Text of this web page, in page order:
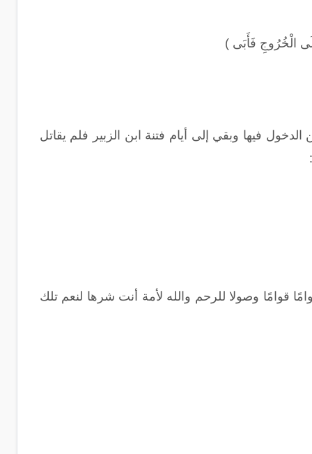
الْخُرُوجِ فَأَبَى )
فيها وبقي إلى أيام فتنة ابن الزبير فلم يقاتل
:
قوامًا وصولا للرحم والله لأمة أنت شرها لنعم تلك